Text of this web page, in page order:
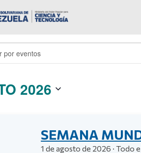
2026
SEMANA
1 de agosto de 2026 · Todo